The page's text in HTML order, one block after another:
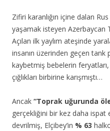
Zifiri karanlığın içine dalan
yaşamak isteyen Azerbaycan
Açılan ilk yaylım ateşinde
insanın üzerinden geçen tank
kaybetmiş bebelerin feryatları,
çığlıkları birbirine karışmıştı…
Ancak “Toprak uğurunda
gerçekliğini bir kez daha
devrilmiş, Elçibey’in % 63